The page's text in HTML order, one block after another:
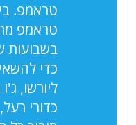
טראמפ.
טראמפ
בשבועות
כדי
ליורשו,
כדורי